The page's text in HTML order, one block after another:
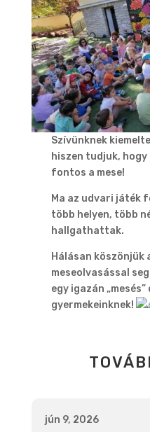
Szívünknek
hiszen tudjuk, hogy
fontos a mese!
Ma az udvari játék
több helyen, több
hallgathattak.
Hálásan köszönjük
meseolvasással
egy igazán
gyermekeinknek!
jún 9, 2026